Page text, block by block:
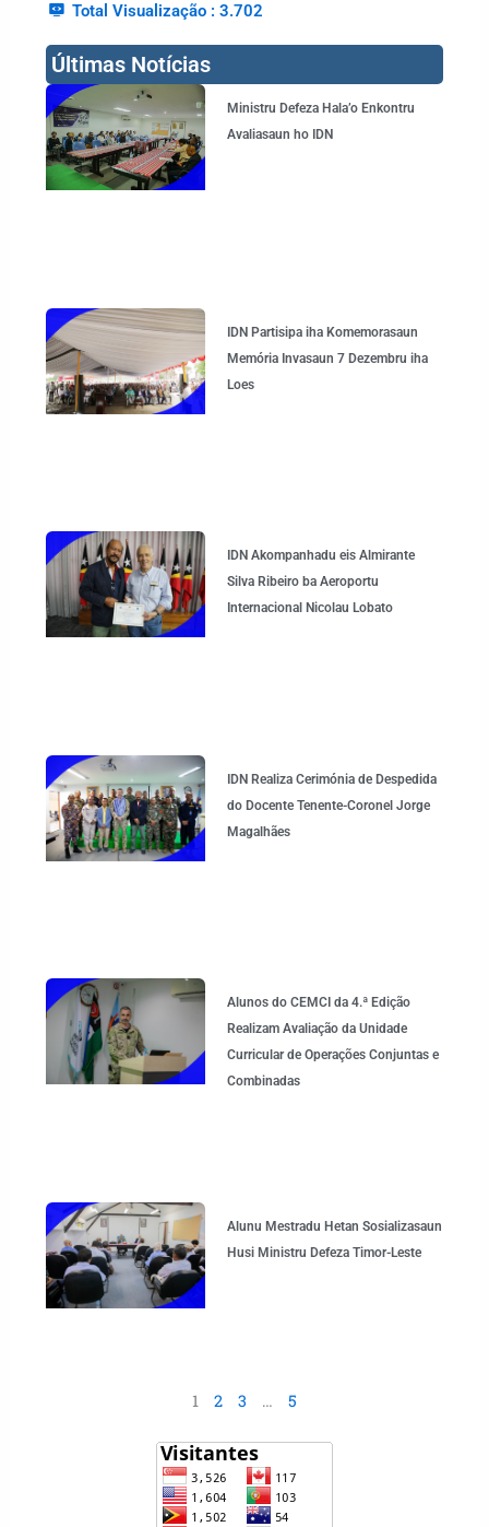
Total Visualização : 3.702
Últimas Notícias
Ministru Defeza Hala’o Enkontru
Avaliasaun ho IDN
IDN Partisipa iha Komemorasaun
Memória Invasaun 7 Dezembru iha
Loes
IDN Akompanhadu eis Almirante
Silva Ribeiro ba Aeroportu
Internacional Nicolau Lobato
IDN Realiza Cerimónia de Despedida
do Docente Tenente-Coronel Jorge
Magalhães
Alunos do CEMCI da 4.ª Edição
Realizam Avaliação da Unidade
Curricular de Operações Conjuntas e
Combinadas
Alunu Mestradu Hetan Sosializasaun
Husi Ministru Defeza Timor-Leste
Page
1 2 3 … 5